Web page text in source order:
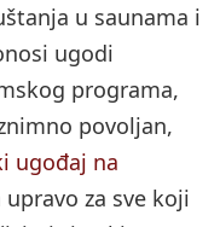
u saunama i
ugodi
programa,
povoljan,
ugođaj na
za sve koji